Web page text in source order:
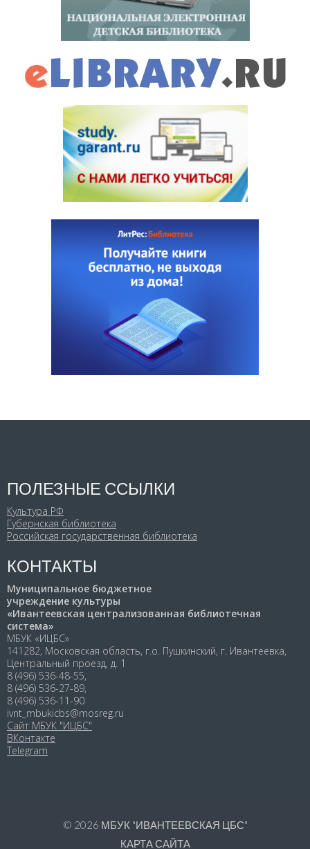
ПОЛЕЗНЫЕ ССЫЛКИ
Культура РФ
Губернская библиотека
Российская государственная библиотека
КОНТАКТЫ
Муниципальное бюджетное
учреждение культуры
«Ивантеевская централизованная библиотечная
система»
МБУК «ИЦБС»
141282, Московская область, г.о. Пушкинский, г. Ивантеевка,
Центральный проезд, д. 1
8 (496) 536-48-55,
8 (496) 536-27-89,
8 (496) 536-11-90
ivnt_mbukicbs@mosreg.ru
Сайт МБУК "ИЦБС"
ВКонтакте
Telegram
© 2026 МБУК "ИВАНТЕЕВСКАЯ ЦБС"
КАРТА САЙТА